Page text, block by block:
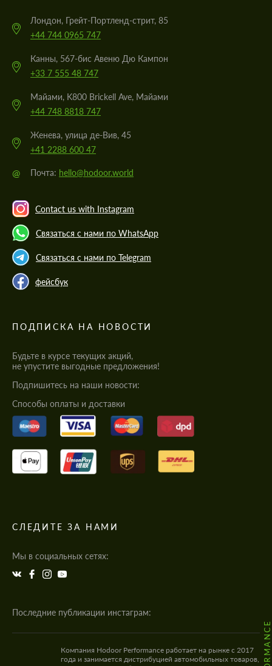
Лондон, Грейт-Портленд-стрит, 85
+44 744 0965 747
Канны, 567-бис Авеню Дю Кампон
+33 7 555 48 747
Майами, K800 Brickell Ave, Майами
+44 748 8818 747
Женева, улица де-Вив, 45
+41 2288 600 47
@ Почта: hello@hodoor.world
Contact us with Instagram
Связаться с нами по WhatsApp
Связаться с нами по Telegram
фейсбук
ПОДПИСКА НА НОВОСТИ
Будьте в курсе текущих акций,
не упустите выгодные предложения!
Подпишитесь на наши новости:
Cпособы оплаты и доставки
СЛЕДИТЕ ЗА НАМИ
Мы в социальных сетях:
Последние публикации инстаграм:
Компания Hodoor Performance работает на рынке с 2017
года и занимается дистрибуцией автомобильных товаров,